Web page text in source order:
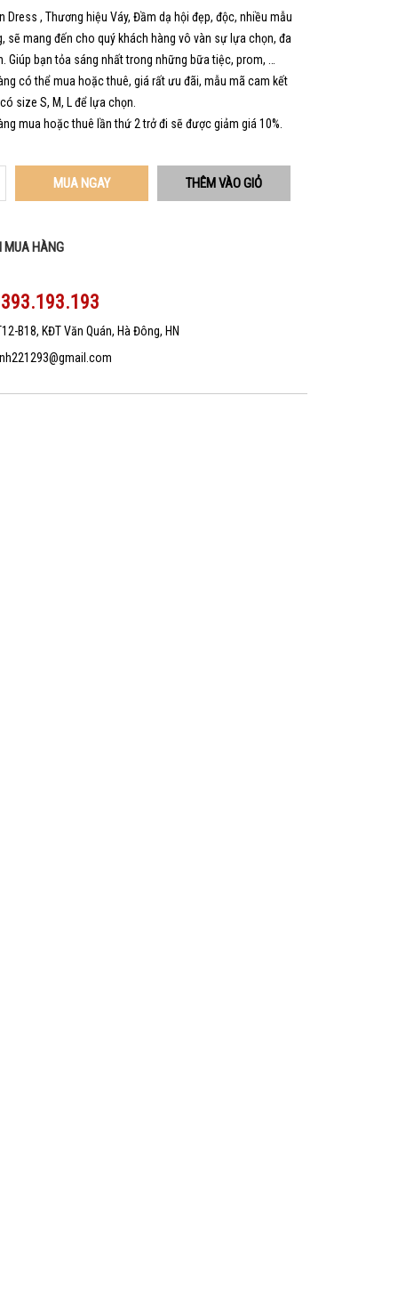
Dress , Thương hiệu Váy, Đầm dạ hội đẹp, độc, nhiều mẫu
sẽ mang đến cho quý khách hàng vô vàn sự lựa chọn, đa
Giúp bạn tỏa sáng nhất trong những bữa tiệc, prom, …
có thể mua hoặc thuê, giá rất ưu đãi, mẫu mã cam kết
size S, M, L để lựa chọn.
mua hoặc thuê lần thứ 2 trở đi sẽ được giảm giá 10%.
MUA NGAY
MUA HÀNG
B18, KĐT Văn Quán, Hà Đông, HN